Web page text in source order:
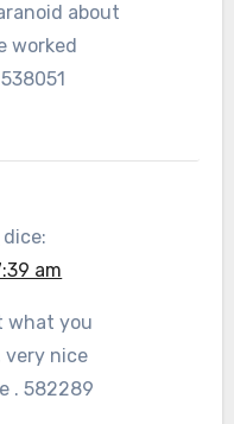
about
worked
dice:
am
what you
very nice
. 582289